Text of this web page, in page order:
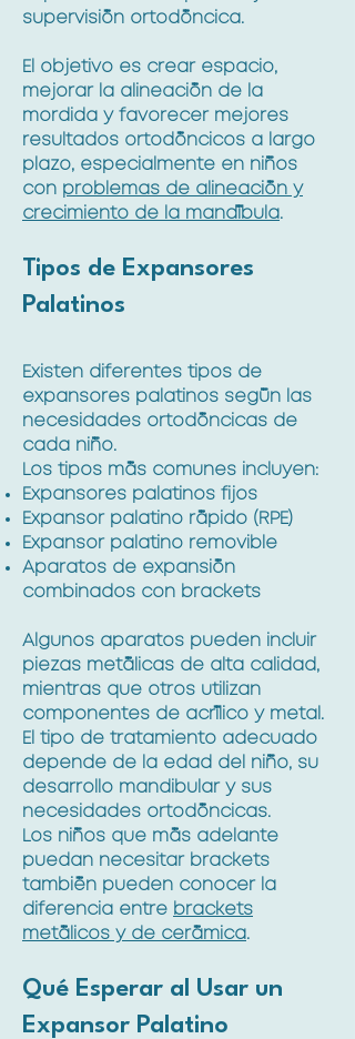
supervisión ortodóncica.
El objetivo es crear espacio,
mejorar la alineación de la
mordida y favorecer mejores
resultados ortodóncicos a largo
plazo, especialmente en niños
con problemas de alineación y
crecimiento de la mandíbula.
Tipos de Expansores
Palatinos
Existen diferentes tipos de
expansores palatinos según las
necesidades ortodóncicas de
cada niño.
Los tipos más comunes incluyen:
Expansores palatinos fijos
Expansor palatino rápido (RPE)
Expansor palatino removible
Aparatos de expansión
combinados con brackets
Algunos aparatos pueden incluir
piezas metálicas de alta calidad,
mientras que otros utilizan
componentes de acrílico y metal.
El tipo de tratamiento adecuado
depende de la edad del niño, su
desarrollo mandibular y sus
necesidades ortodóncicas.
Los niños que más adelante
puedan necesitar brackets
también pueden conocer la
diferencia entre brackets
metálicos y de cerámica.
Qué Esperar al Usar un
Expansor Palatino